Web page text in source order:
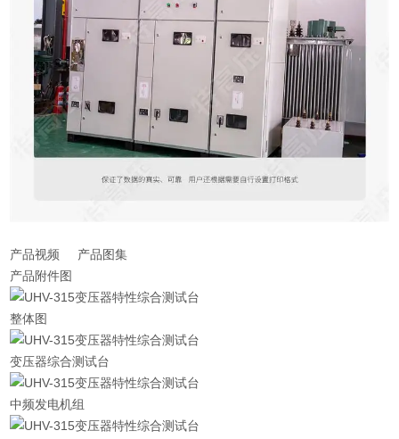
产品视频 产品图集
产品附件图
整体图
变压器综合测试台
中频发电机组